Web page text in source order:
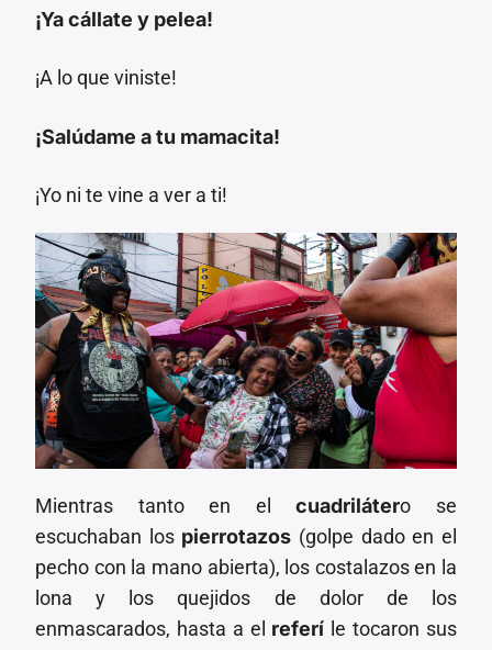
¡Ya cállate y pelea!
¡A lo que viniste!
¡Salúdame a tu mamacita!
¡Yo ni te vine a ver a ti!
Mientras tanto en elcuadrilátero se
escuchaban los pierrotazos (golpe dado en el
pecho con la mano abierta), los costalazos en la
lona y los quejidos de dolor de los
enmascarados, hasta a el referí le tocaron sus